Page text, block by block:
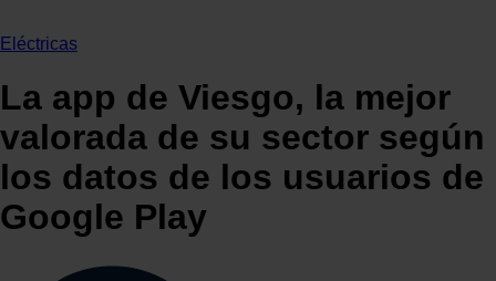
Eléctricas
La app de Viesgo, la mejor
valorada de su sector según
los datos de los usuarios de
Google Play